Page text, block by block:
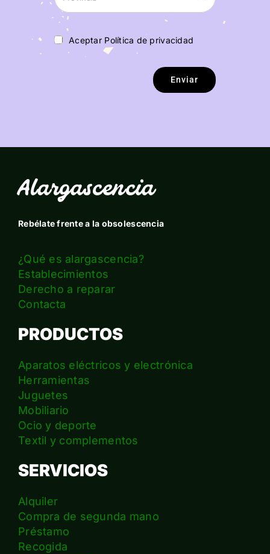
Aceptar Política de privacidad
Enviar
Alargascencia
Rebélate frente a la obsolescencia
¿Qué es alargascencia?
Establecimientos
Derecho a reparar
Contacta
PRODUCTOS
Aparatos eléctricos y electrónica
Herramientas
Juguetes
Mobiliario
Ocio y deporte
Textil y complementos
SERVICIOS
Alquiler
Compra de segunda mano
Préstamo
Recogida